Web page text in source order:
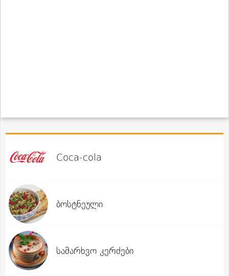
Coca-cola
ბოსტნეული
სამარხვო კერძები